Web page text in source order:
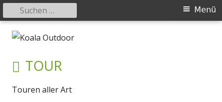
SpringeKoala Outdoor
Hier ist eine Übersicht meiner Wander- und Trekkingtouren
Primäres
Menü
Menü
Suchen
nach:
KATEGORIE:
TOUR
Touren aller Art